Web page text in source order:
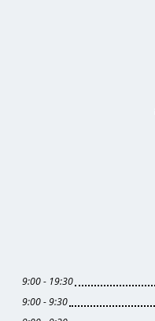
19:30 - 9:00
9:30 - 9:00